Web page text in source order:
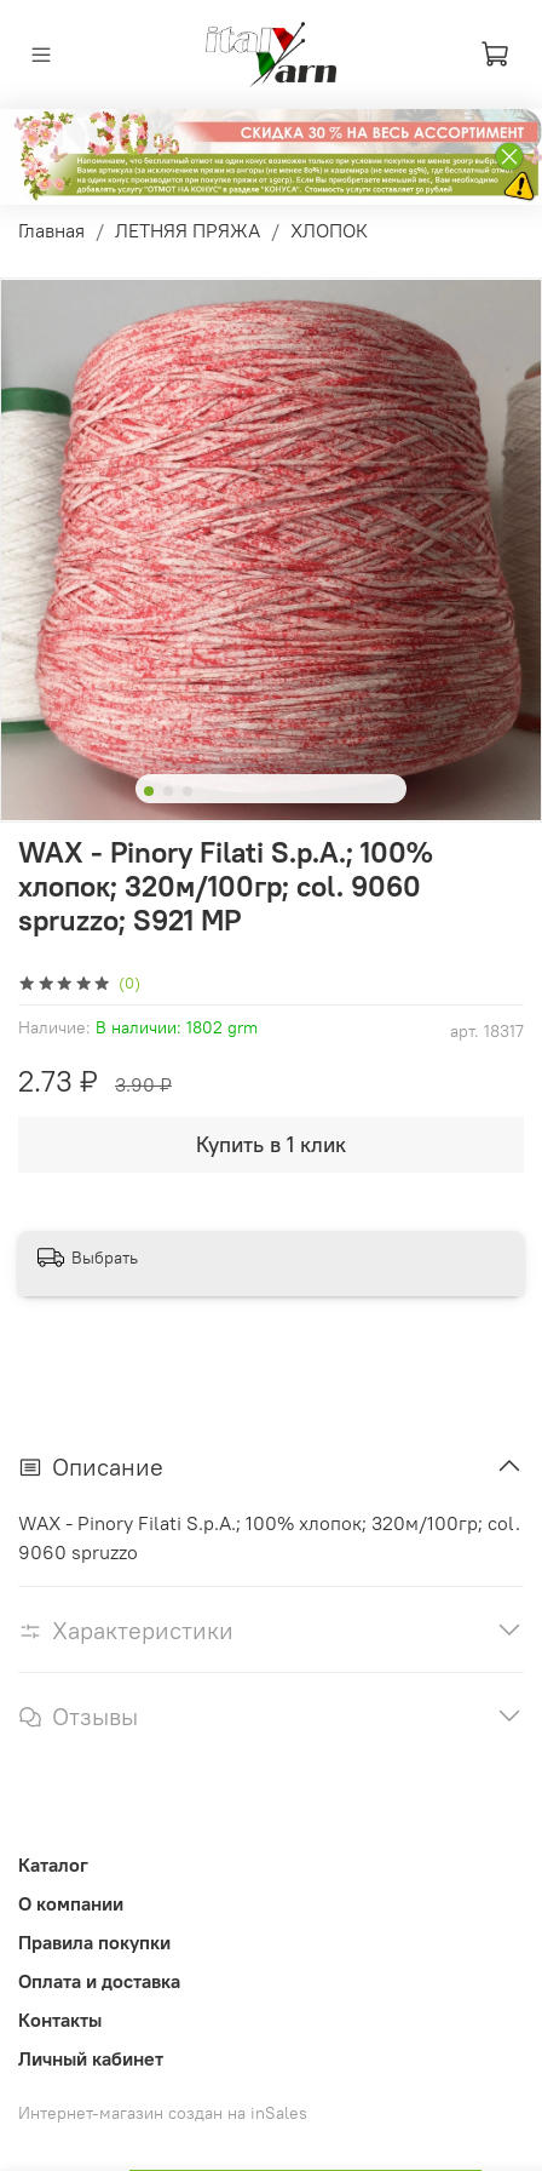
Главная ЛЕТНЯЯ ПРЯЖА ХЛОПОК
(0)
арт. 18317
Наличие: В наличии: 1802 grm
WAX - Pinory Filati S.p.A.; 100%
хлопок; 320м/100гр; col. 9060
spruzzo; S921 MP
2.73 ₽ 3.90 ₽
Купить в 1 клик
Выбрать
Описание
WAX - Pinory Filati S.p.A.; 100% хлопок; 320м/100гр; col.
9060 spruzzo
Характеристики
Отзывы
Каталог
О компании
Правила покупки
Оплата и доставка
Контакты
Личный кабинет
Интернет-магазин создан на inSales